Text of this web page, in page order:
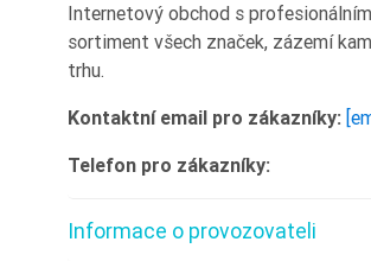
Internetový obchod s
sortiment všech značek, zázemí
trhu.
Kontaktní email pro zákazníky:
Telefon pro zákazníky:
Informace o provozovateli